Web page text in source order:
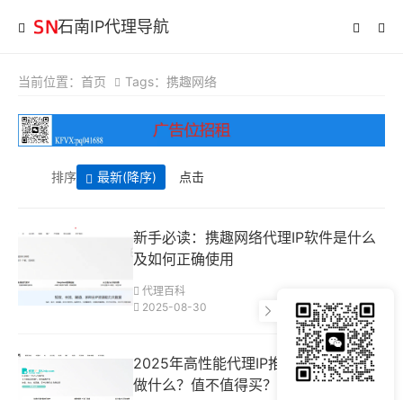
石南IP代理导航
当前位置： 首页 Tags：携趣网络
排序 最新(降序) 点击
新手必读：携趣网络代理IP软件是什么
及如何正确使用
代理百科
2025-08-30
2025年高性能代理IP推荐：携趣网络能
做什么？值不值得买？